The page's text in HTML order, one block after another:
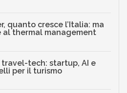
quanto cresce l’Italia: ma
thermal management
travel-tech: startup, AI e
per il turismo